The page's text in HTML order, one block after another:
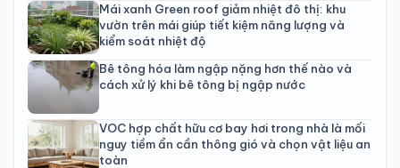
Mái xanh Green roof giảm nhiệt đô thị: khu
vườn trên mái giúp tiết kiệm năng lượng và
kiểm soát nhiệt độ
Bê tông hóa làm ngập nặng hơn thế nào và
cách xử lý khi bê tông bị ngập nước
VOC hợp chất hữu cơ bay hơi trong nhà là mối
nguy tiềm ẩn cần thông gió và chọn vật liệu an
toàn